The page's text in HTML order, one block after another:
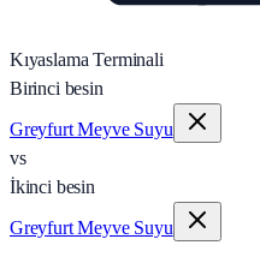
Kıyaslama Terminali
Birinci besin
Greyfurt Meyve Suyu
vs
İkinci besin
Greyfurt Meyve Suyu